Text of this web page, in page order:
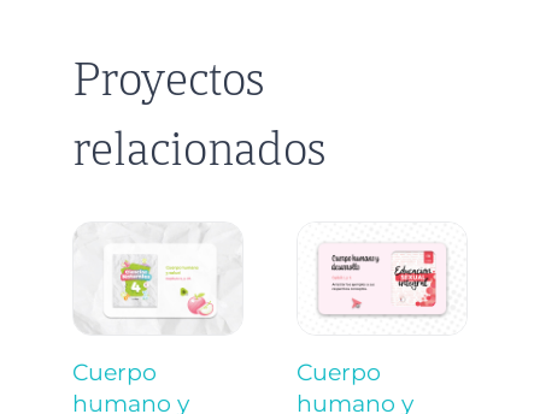
Proyectos
relacionados
Cuerpo
humano y
Cuerpo
humano y